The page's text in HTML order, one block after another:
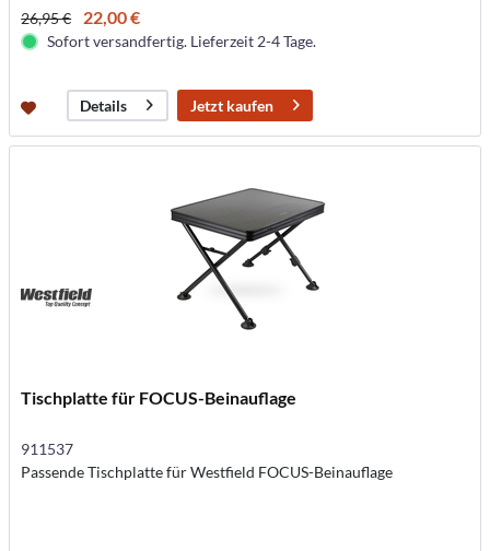
26,95 € 22,00 €
Sofort versandfertig. Lieferzeit 2-4 Tage.
Details Jetzt kaufen
Tischplatte für FOCUS-Beinauflage
911537
Passende Tischplatte für Westfield FOCUS-Beinauflage